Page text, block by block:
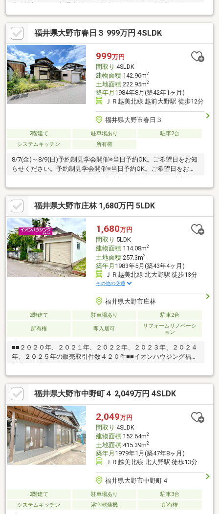
ート付。【周辺施設】・大野市下庄小学校まで約1000ｍ（徒歩約
13分）・ローソン大野三番通り店まで約700m（徒歩約9分）・ハ
ニー 新鮮館3番通り店まで約650m（徒歩約9分）●おすすめポイン
ト・雨漏り、構造上主要な部分の欠陥や・腐食、給排水管の故障
や漏水についてお引渡しより２年間保証・シロアリ防除工事施工
後5年間保証・返済額や融資可能額など
福井県大野市春日３ 999万円 4SLDK
999万円
間取り 4SLDK
建物面積142.96m2
土地面積222.95m2
築年月 1984年8月(築42年1ヶ月)
ＪＲ越美北線 越前大野駅 徒歩12分
福井県大野市春日３
2階建て 駐車場あり
駐車2台
システムキッチン
所有権
8/7(金)～8/9(日)予約制見学会開催※当日予約OK。ご希望日をお知
らせください。予約制見学会開催※当日予約OK。ご希望日をお知
分）・開成中学校まで約1200ｍ（徒歩約15分/自転車約6分）・ハ
ニー新鮮館こぶし通り店様まで約450m（徒歩約6分）●おすすめ
ポイント・雨漏り、構造上主要な部分の欠陥や・腐食、給排水管
の故障や漏水についてお引渡しより２年間保証。・シロアリ防除
工事施工後5年間保証。・返済額や融資可能額など、お客様のご希
望にあわせてご提案。住宅ローンが初めての方でもお気
福井県大野市庄林 1,680万円 5LDK
1,680万円
間取り 5LDK
建物面積114.08m2
土地面積257.3m2
築年月 1983年5月(築43年4ヶ月)
ＪＲ越美北線 北大野駅 徒歩13分
その他の交通
福井県大野市庄林
2階建て 駐車場あり 駐車2台
所有権 即入居可
リフォームリノベーシ
ョン
■■２０２０年、２０２１年、２０２２年、２０２３年、２０２４
年、２０２５年の販売取引件数４２０件■■イオンハウジング福井
ォーム中古住宅～【城町の中古住宅】～５LDK～・エアコン照明
付き・駐車場２台可【周辺環境】・下庄小学校徒歩１６分・コン
ビニ徒歩１９分・スーパー徒歩１５分・陽明中学校徒歩２０分運
営会社：株式会社住まいのＫＯＥＩイオンハウジングの加盟店は
全て独立自営です担当：森崎 宗平 TEL：080-6235-6021
福井県大野市中野町４ 2,049万円 4SLDK
2,049万円
間取り 4SLDK
建物面積152.64m2
土地面積415.39m2
築年月 1979年1月(築47年8ヶ月)
ＪＲ越美北線 北大野駅 徒歩13分
福井県大野市中野町４
2階建て 駐車場あり
駐車3台
システムキッチン
浴室乾燥機 所有権